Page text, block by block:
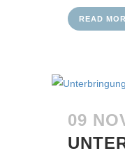
READ
09